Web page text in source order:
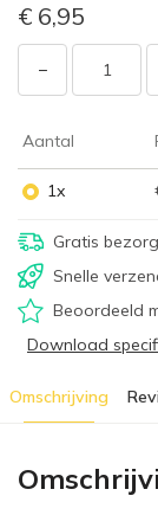
€ 6,95
−
Aantal
1x
Gratis
Snelle
Beoordeeld
Download
Omschrijving